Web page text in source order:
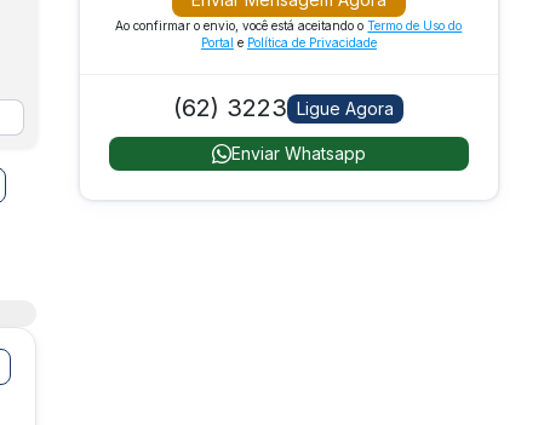
Ao confirmar o envio, você está aceitando oTermo de Uso do
Portal e Política de Privacidade
(62) 3223 Ligue Agora
Enviar Whatsapp